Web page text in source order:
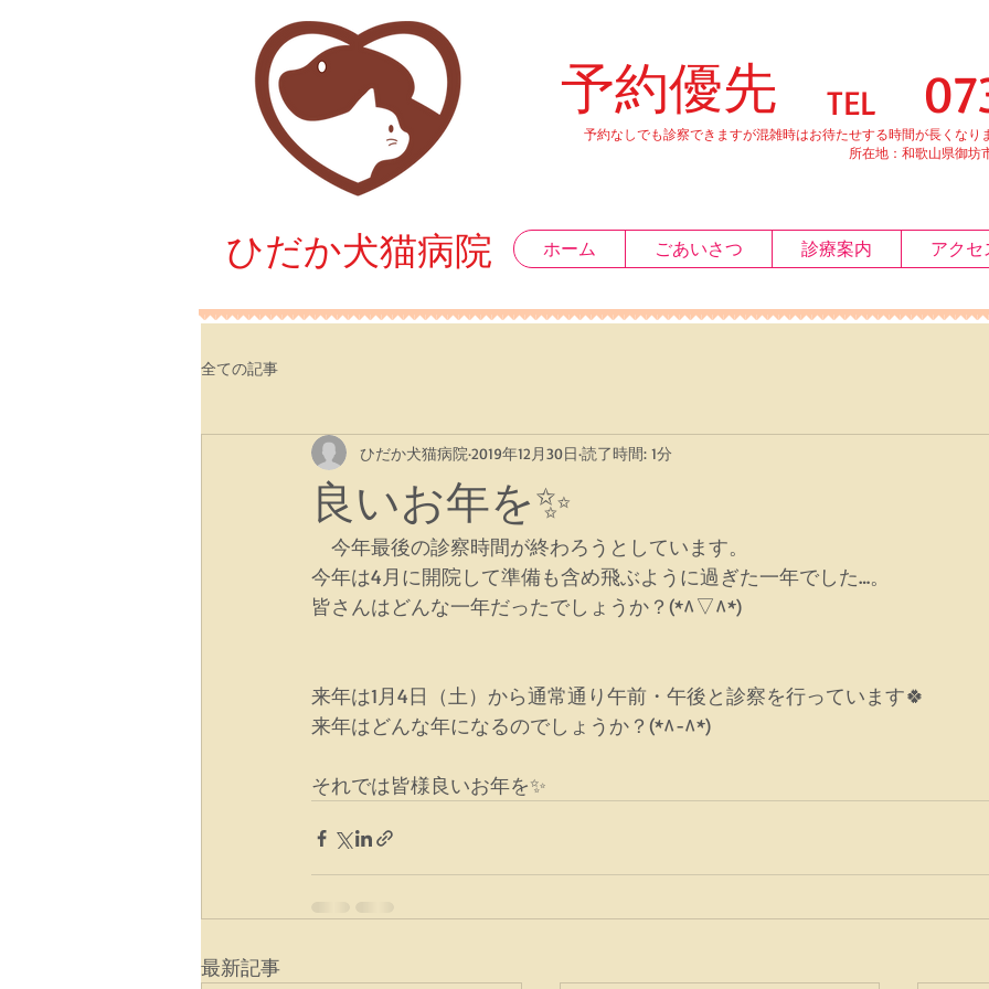
0738-
予約なしでも診察できますが混雑時はお待たせする時間が長くなりま
所在地：和歌山県御坊市薗５７
予約優先 TEL
​ひだか犬猫病院 ホーム ごあいさつ 診療案内 アクセ
全ての記事
良いお年を✨
ひだか犬猫病院 2019年12月30日 読了時間: 1分
今年最後の診察時間が終わろうとしています。
今年は4月に開院して準備も含め飛ぶように過ぎた一年でした…。
皆さんはどんな一年だったでしょうか？(*^▽^*)
来年は1月4日（土）から通常通り午前・午後と診察を行っています🍀
来年はどんな年になるのでしょうか？(*^-^*)
それでは皆様良いお年を✨
最新記事